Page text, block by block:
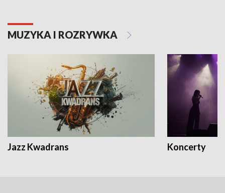
MUZYKA I ROZRYWKA
Jazz Kwadrans Koncerty